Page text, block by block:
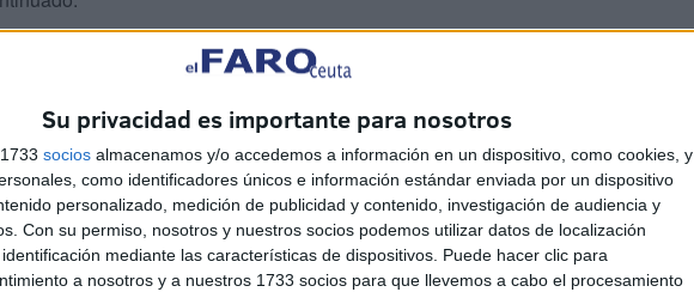
Su privacidad es importante para nosotros
socios almacenamos y/o accedemos a información en un dispositivo, como cookies, y
como identificadores únicos e información estándar enviada por un dispositivo
personalizado, medición de publicidad y contenido, investigación de audiencia y
Con su permiso, nosotros y nuestros socios podemos utilizar datos de localización
mediante las características de dispositivos. Puede hacer clic para
a nosotros y a nuestros 1733 socios para que llevemos a cabo el procesamiento
tenía hora de identificación y de llamamiento a las
llamamiento a las 09.10 horas, por lo que todos/as
para acudir al local adecuado según la primera